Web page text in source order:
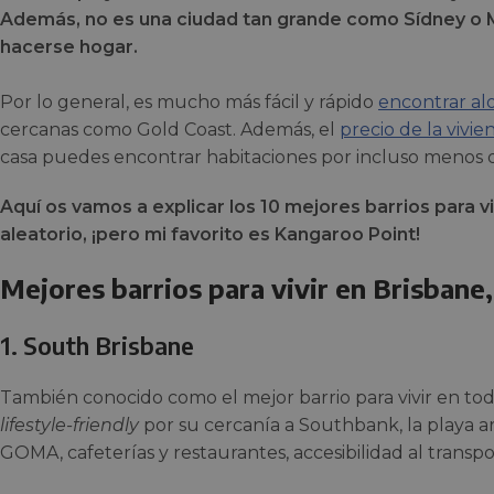
Además, no es una ciudad tan grande como Sídney
hacerse hogar.
Por lo general, es mucho más fácil y rápido encontrar
cercanas como Gold Coast. Además, el precio de la
casa puedes encontrar habitaciones por incluso menos
Aquí os vamos a explicar los 10 mejores barrios para
aleatorio, ¡pero mi favorito es Kangaroo Point!
Mejores barrios para vivir en
1. South Brisbane
También conocido como el mejor barrio para vivir en
lifestyle-friendly por su cercanía a Southbank, la playa
GOMA, cafeterías y restaurantes, accesibilidad al